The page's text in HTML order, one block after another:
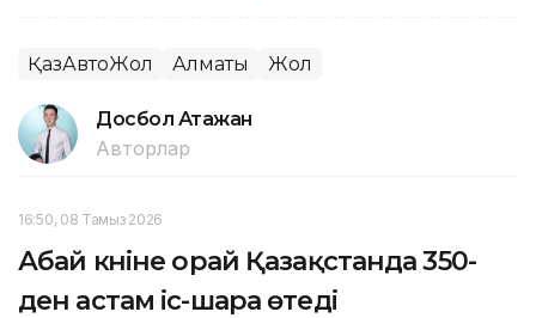
ҚазАвтоЖол Алматы Жол
Досбол Атажан
Авторлар
16:50, 08 Тамыз 2026
Абай күніне орай Қазақстанда 350-
ден астам іс-шара өтеді